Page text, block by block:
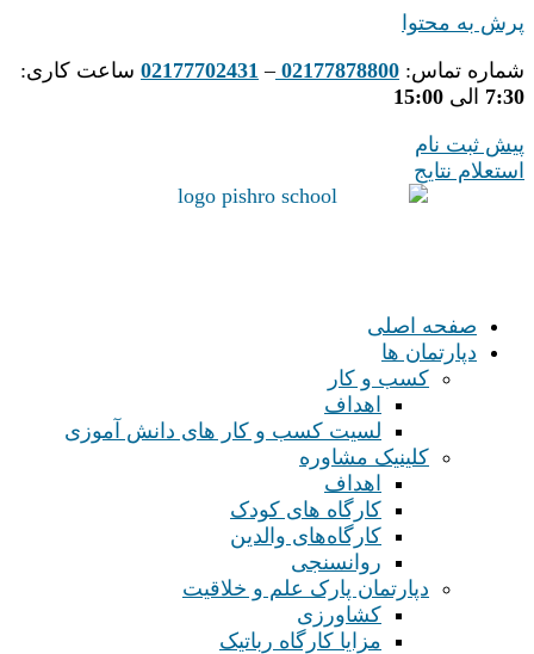
پرش به محتوا
شماره تماس: 02177878800
–
02177702431 ساعت کاری:
7:30 الی 15:00
پیش ثبت نام
استعلام نتایج
صفحه اصلی
دپارتمان ها
کسب و کار
اهداف
لسیت کسب و کار های دانش آموزی
کلینیک مشاوره
اهداف
کارگاه های کودک
کارگاه‌های والدین
روانسنجی
دپارتمان پارک علم و خلاقیت
کشاورزی
مزایا کارگاه رباتیک